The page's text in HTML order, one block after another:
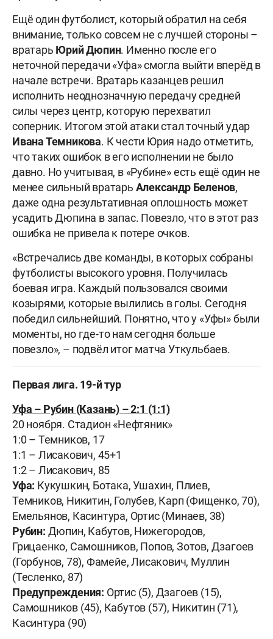
Ещё один футболист, который обратил на себя
внимание, только совсем не с лучшей стороны –
вратарь Юрий Дюпин. Именно после его
неточной передачи «Уфа» смогла выйти вперёд в
начале встречи. Вратарь казанцев решил
исполнить неоднозначную передачу средней
силы через центр, которую перехватил
соперник. Итогом этой атаки стал точный удар
Ивана Темникова. К чести Юрия надо отметить,
что таких ошибок в его исполнении не было
давно. Но учитывая, в «Рубине» есть ещё один не
менее сильный вратарь Александр Беленов,
даже одна результативная оплошность может
усадить Дюпина в запас. Повезло, что в этот раз
ошибка не привела к потере очков.
«Встречались две команды, в которых собраны
футболисты высокого уровня. Получилась
боевая игра. Каждый пользовался своими
козырями, которые вылились в голы. Сегодня
победил сильнейший. Понятно, что у «Уфы» были
моменты, но где-то нам сегодня больше
повезло», – подвёл итог матча Уткульбаев.
Первая лига. 19-й тур
Уфа – Рубин (Казань) – 2:1 (1:1)
20 ноября. Стадион «Нефтяник»
1:0 – Темников, 17
1:1 – Лисакович, 45+1
1:2 – Лисакович, 85
Уфа: Кукушкин, Ботака, Ушахин, Плиев,
Темников, Никитин, Голубев, Карп (Фищенко, 70),
Емельянов, Касинтура, Ортис (Минаев, 38)
Рубин: Дюпин, Кабутов, Нижегородов,
Грицаенко, Самошников, Попов, Зотов, Дзагоев
(Горбунов, 78), Фамейе, Лисакович, Муллин
(Тесленко, 87)
Предупреждения: Ортис (5), Дзагоев (15),
Самошников (45), Кабутов (57), Никитин (71),
Касинтура (90)